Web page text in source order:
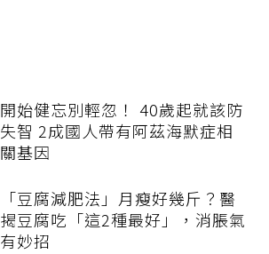
開始健忘別輕忽！ 40歲起就該防
失智 2成國人帶有阿茲海默症相
關基因
「豆腐減肥法」月瘦好幾斤？醫
揭豆腐吃「這2種最好」，消脹氣
有妙招